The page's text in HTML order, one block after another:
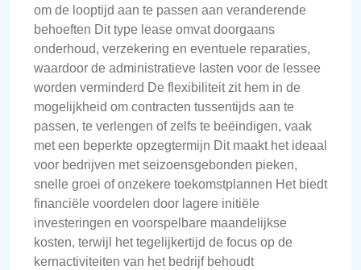
om de looptijd aan te passen aan veranderende
behoeften Dit type lease omvat doorgaans
onderhoud, verzekering en eventuele reparaties,
waardoor de administratieve lasten voor de lessee
worden verminderd De flexibiliteit zit hem in de
mogelijkheid om contracten tussentijds aan te
passen, te verlengen of zelfs te beëindigen, vaak
met een beperkte opzegtermijn Dit maakt het ideaal
voor bedrijven met seizoensgebonden pieken,
snelle groei of onzekere toekomstplannen Het biedt
financiële voordelen door lagere initiële
investeringen en voorspelbare maandelijkse
kosten, terwijl het tegelijkertijd de focus op de
kernactiviteiten van het bedrijf behoudt